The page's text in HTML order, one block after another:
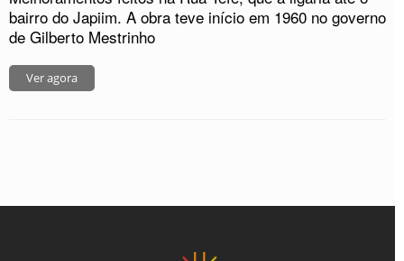
bairro do Japiim. A obra teve início em 1960 no governo
de Gilberto Mestrinho
Ver agora